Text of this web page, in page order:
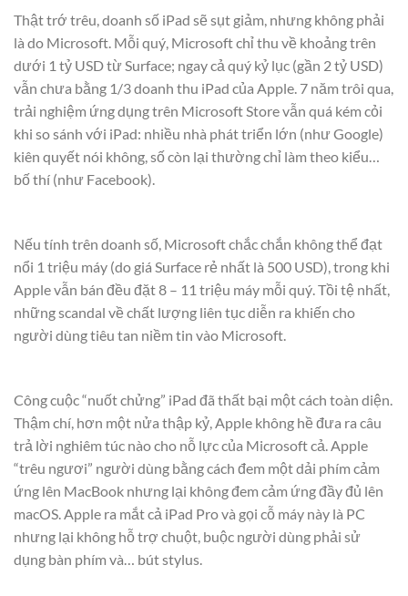
Thật trớ trêu, doanh số iPad sẽ sụt giảm, nhưng không phải
là do Microsoft. Mỗi quý, Microsoft chỉ thu về khoảng trên
dưới 1 tỷ USD từ Surface; ngay cả quý kỷ lục (gần 2 tỷ USD)
vẫn chưa bằng 1/3 doanh thu iPad của Apple. 7 năm trôi qua,
trải nghiệm ứng dụng trên Microsoft Store vẫn quá kém cỏi
khi so sánh với iPad: nhiều nhà phát triển lớn (như Google)
kiên quyết nói không, số còn lại thường chỉ làm theo kiểu…
bố thí (như Facebook).
Nếu tính trên doanh số, Microsoft chắc chắn không thể đạt
nổi 1 triệu máy (do giá Surface rẻ nhất là 500 USD), trong khi
Apple vẫn bán đều đặt 8 – 11 triệu máy mỗi quý. Tồi tệ nhất,
những scandal về chất lượng liên tục diễn ra khiến cho
người dùng tiêu tan niềm tin vào Microsoft.
Công cuộc “nuốt chửng” iPad đã thất bại một cách toàn diện.
Thậm chí, hơn một nửa thập kỷ, Apple không hề đưa ra câu
trả lời nghiêm túc nào cho nỗ lực của Microsoft cả. Apple
“trêu ngươi” người dùng bằng cách đem một dải phím cảm
ứng lên MacBook nhưng lại không đem cảm ứng đầy đủ lên
macOS. Apple ra mắt cả iPad Pro và gọi cỗ máy này là PC
nhưng lại không hỗ trợ chuột, buộc người dùng phải sử
dụng bàn phím và… bút stylus.